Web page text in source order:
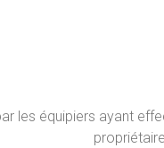
les équipiers ayant